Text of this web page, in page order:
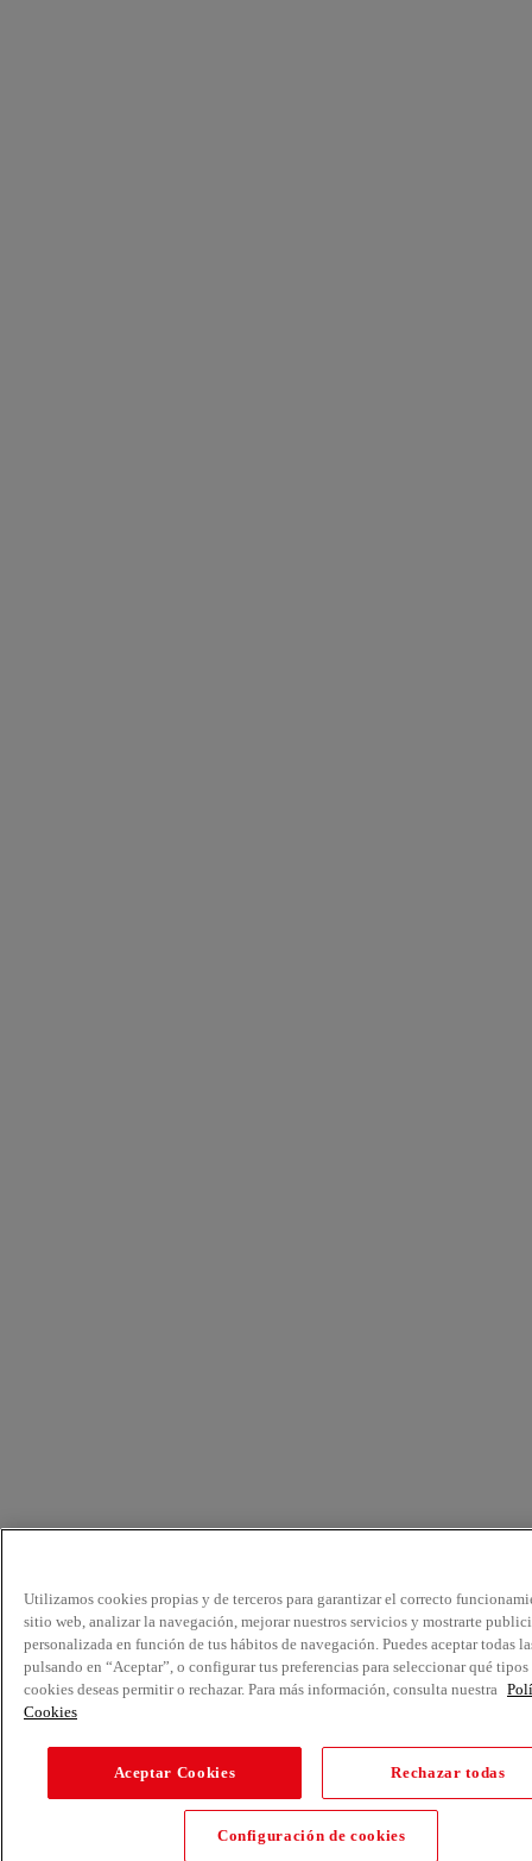
Utilizamos cookies propias y de terceros para garantizar el correcto
sitio web, analizar la navegación, mejorar nuestros servicios y mostrarte
personalizada en función de tus hábitos de navegación. Puedes aceptar todas
pulsando en “Aceptar”, o configurar tus preferencias para seleccionar qué tipos
cookies deseas permitir o rechazar. Para más información, consulta nuestra
Cookies
Aceptar Cookies Rechazar todas
Configuración de cookies